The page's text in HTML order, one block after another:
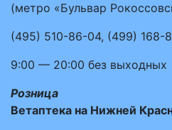
(метро «Бульвар
(495) 510-86-04, (499) 168-
9:00 — 20:00 без выходных
Розница
Ветаптека на Нижней